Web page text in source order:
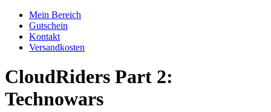
Mein Bereich
Gutschein
Kontakt
Versandkosten
CloudRiders Part 2:
Technowars